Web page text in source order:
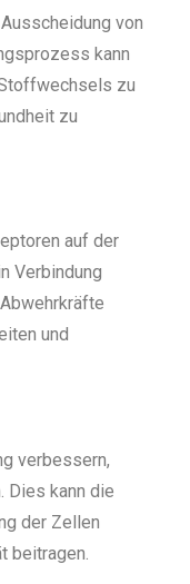
von
kann
zu
zu
auf der
Verbindung
und
verbessern,
Dies kann die
der Zellen
beitragen.